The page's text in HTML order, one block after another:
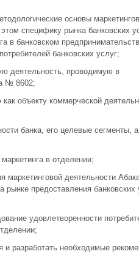
основы
специфику рынка банковских
в банковском
банковских услуг;
деятельность, проводимую в
№ 8602;
объекту коммерческой
банка, его целевые сегменты,
в отделении;
маркетинговой деятельности
предоставления банковских
удовлетворенности
и разработать необходимые